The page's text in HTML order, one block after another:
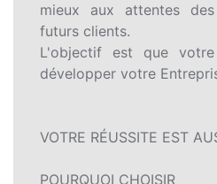
mieux aux attentes
futurs clients.
L'objectif est que
développer votre
VOTRE RÉUSSITE EST
POURQUOI CHOISIR